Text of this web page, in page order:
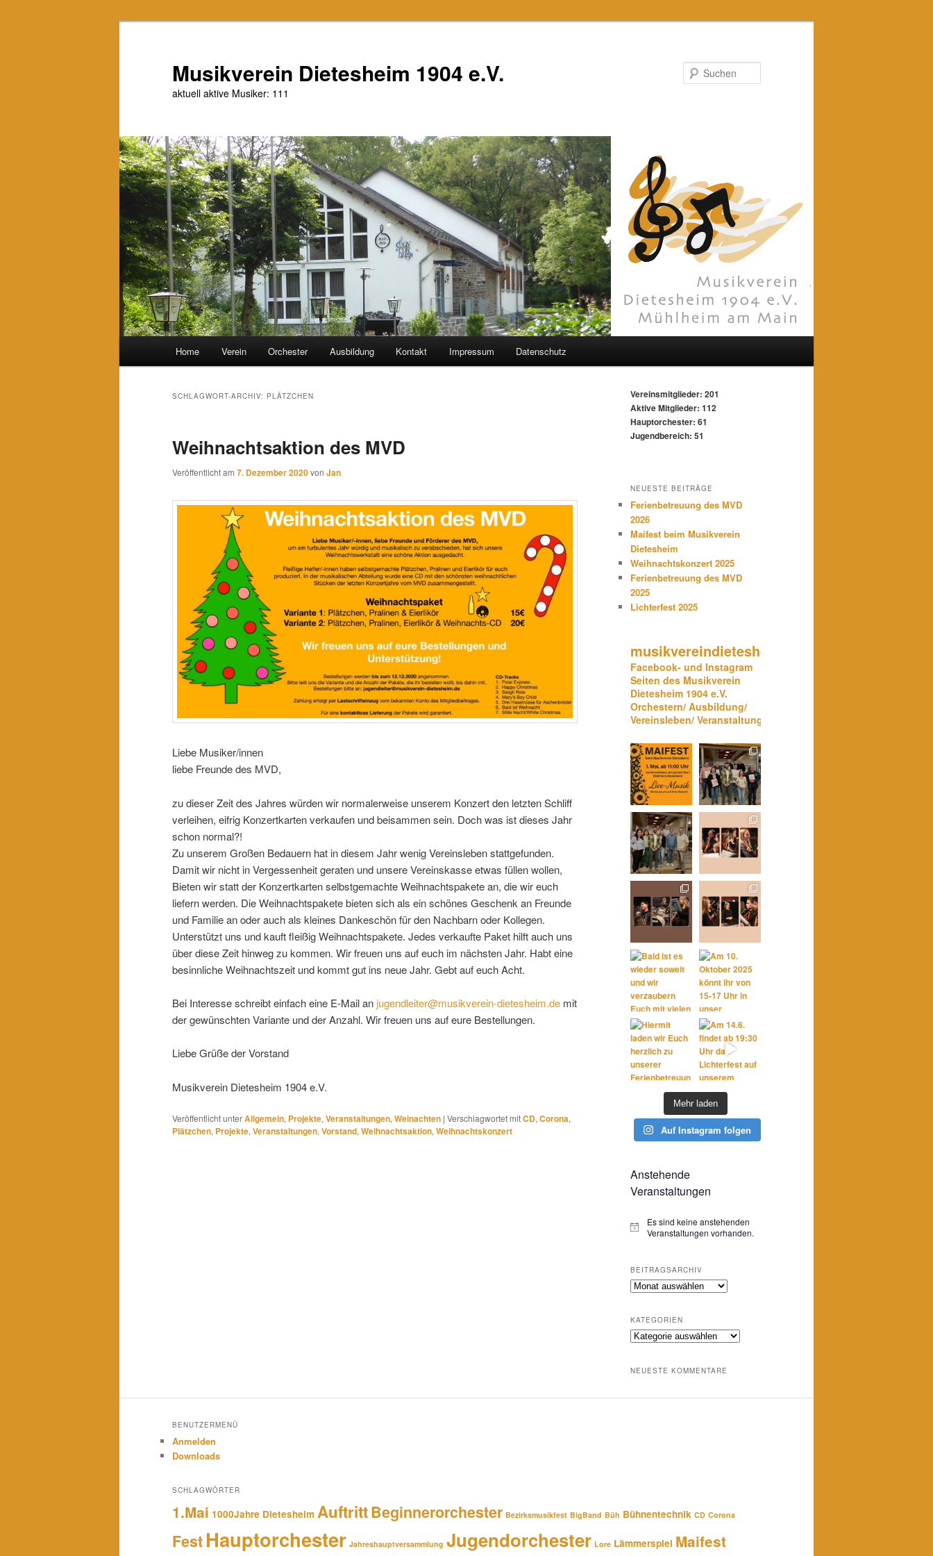
Musikverein Dietesheim 1904 e.V.
aktuell aktive Musiker: 111
Home Verein Orchester Ausbildung Kontakt Impressum Datenschutz
SCHLAGWORT-ARCHIV: PLÄTZCHEN
Weihnachtsaktion des MVD
Veröffentlicht am 7. Dezember 2020von Jan
Liebe Musiker/innen
liebe Freunde des MVD,
zu dieser Zeit des Jahres würden wir normalerweise unserem Konzert den letzten Schliff
verleihen, eifrig Konzertkarten verkaufen und beisammen sein. Doch was ist dieses Jahr
schon normal?!
Zu unserem Großen Bedauern hat in diesem Jahr wenig Vereinsleben stattgefunden.
Damit wir nicht in Vergessenheit geraten und unsere Vereinskasse etwas füllen wollen,
Bieten wir statt der Konzertkarten selbstgemachte Weihnachtspakete an, die wir euch
liefern werden. Die Weihnachtspakete bieten sich als ein schönes Geschenk an Freunde
und Familie an oder auch als kleines Dankeschön für den Nachbarn oder Kollegen.
Unterstützt uns und kauft fleißig Weihnachtspakete. Jedes verkaufte Paket hilft auch uns
über diese Zeit hinweg zu kommen. Wir freuen uns auf euch im nächsten Jahr. Habt eine
besinnliche Weihnachtszeit und kommt gut ins neue Jahr. Gebt auf euch Acht.
Bei Interesse schreibt einfach eine E-Mail an jugendleiter@musikverein-dietesheim.de mit
der gewünschten Variante und der Anzahl. Wir freuen uns auf eure Bestellungen.
Liebe Grüße der Vorstand
Musikverein Dietesheim 1904 e.V.
Veröffentlicht unterAllgemein, Projekte, Veranstaltungen, Weinachten | Verschlagwortet mitCD, Corona,
Plätzchen, Projekte, Veranstaltungen, Vorstand, Weihnachtsaktion, Weihnachtskonzert
Vereinsmitglieder: 201
Aktive Mitglieder: 112
Hauptorchester: 61
Jugendbereich: 51
NEUESTE BEITRÄGE
Ferienbetreuung des MVD
2026
Maifest beim Musikverein
Dietesheim
Weihnachtskonzert 2025
Ferienbetreuung des MVD
2025
Lichterfest 2025
musikvereindietesheim
Facebook- und Instagram
Seiten des Musikverein
Dietesheim 1904 e.V.
Orchestern/ Ausbildung/
Vereinsleben/ Veranstaltungen
Mehr laden
Auf Instagram folgen
Anstehende
Veranstaltungen
Hinweis
Es sind keine anstehenden
Veranstaltungen vorhanden.
BEITRAGSARCHIV
Beitragsarchiv
KATEGORIEN
Kategorien
NEUESTE KOMMENTARE
BENUTZERMENÜ
Anmelden
Downloads
SCHLAGWÖRTER
1.Mai 1000Jahre Dietesheim AuftrittBeginnerorchester Bezirksmusikfest BigBand Büh Bühnentechnik CD Corona
FestHauptorchester Jahreshauptversammlung Jugendorchester Lore Lämmerspiel Maifest